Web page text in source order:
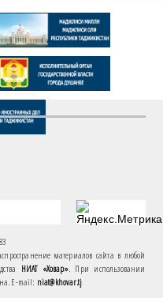
материалов сайта в любой
НИАТ «Ховар». При использовании
E-mail: niat@khovar.tj